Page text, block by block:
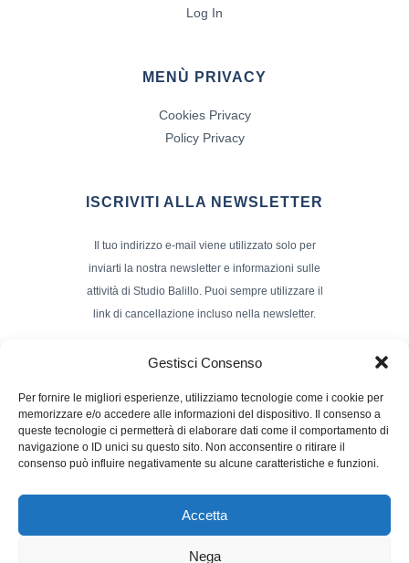
Gestisci Consenso
Per fornire le migliori esperienze, utilizziamo tecnologie come i cookie per
memorizzare e/o accedere alle informazioni del dispositivo. Il consenso a
queste tecnologie ci permetterà di elaborare dati come il comportamento di
navigazione o ID unici su questo sito. Non acconsentire o ritirare il
consenso può influire negativamente su alcune caratteristiche e funzioni.
Accetta
Nega
Log In
MENÙ PRIVACY
Cookies Privacy
Policy Privacy
ISCRIVITI ALLA NEWSLETTER
Il tuo indirizzo e-mail viene utilizzato solo per
inviarti la nostra newsletter e informazioni sulle
attività di Studio Balillo. Puoi sempre utilizzare il
link di cancellazione incluso nella newsletter.
Nome e Cognome